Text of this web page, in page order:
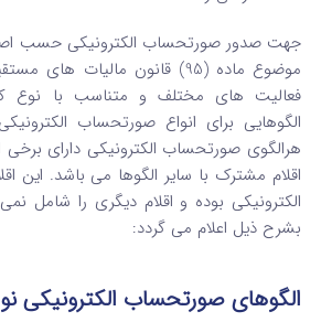
جهت صدور صورتحساب الکترونیکی حسب
موضوع ماده (95) قانون مالیات
فعالیت های مختلف و متناسب با نوع
الگوهایی برای انواع صورتحساب
هرالگوی صورتحساب الکترونیکی دارای
اقلام مشترک با سایر الگوها می باشد.
الکترونیکی بوده و اقلام دیگری را شامل
بشرح ذیل اعلام می گردد:
الگوهای صورتحساب الکترونیکی